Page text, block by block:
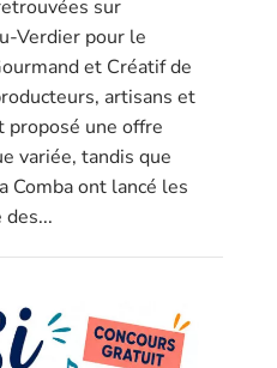
sur
Verdier pour le
et Créatif de
artisans et
proposé une offre
variée, tandis que
Comba ont lancé les